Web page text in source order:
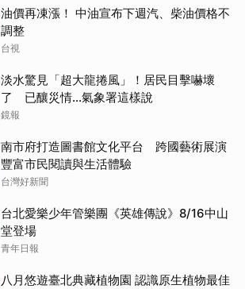
油價再凍漲！ 中油宣布下週汽、柴油價格不
調整
台視
淡水驚見「超大龍捲風」！居民目擊嚇壞
了 已釀災情…氣象署這樣說
鏡報
南市府打造圖書館文化平台 跨國藝術展演
豐富市民閱讀與生活體驗
台灣好新聞
台北愛樂少年管樂團《英雄傳說》8/16中山
堂登場
青年日報
八月悠遊臺北典藏植物園 認識原生植物最佳